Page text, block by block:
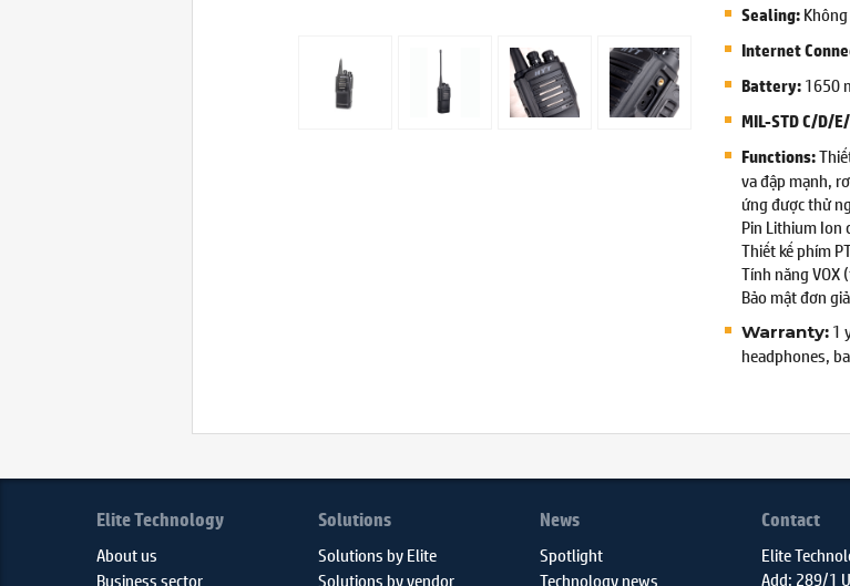
Sealing:Không
Internet
Battery:1650
MIL-STD C/D/
Functions:
va đập mạnh,
ứng được thử
Pin Lithium Ion
Thiết kế phím
Tính năng VOX
Bảo mật đơn
Warranty:1
headphones,
Elite Technology
About us
Business sector
Solutions
Solutions by Elite
Solutions by vendor
News
Spotlight
Technology news
Contact
Elite
Add: 289/1